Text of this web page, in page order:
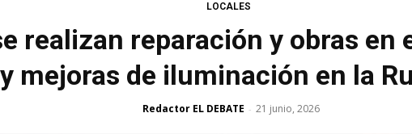
LOCALES
realizan reparación y obras
mejoras de iluminación en la
Redactor EL DEBATE - 21 junio, 2026